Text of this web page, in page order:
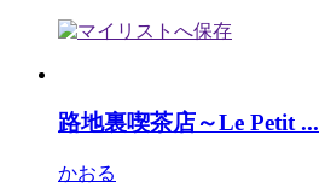
路地裏喫茶店～Le Petit ...
かおる